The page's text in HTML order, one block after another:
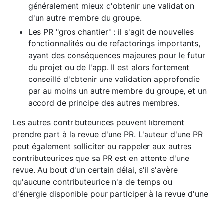
généralement mieux d'obtenir une validation
d'un autre membre du groupe.
Les PR "gros chantier" : il s'agit de nouvelles
fonctionnalités ou de refactorings importants,
ayant des conséquences majeures pour le futur
du projet ou de l'app. Il est alors fortement
conseillé d'obtenir une validation approfondie
par au moins un autre membre du groupe, et un
accord de principe des autres membres.
Les autres contributeurices peuvent librement
prendre part à la revue d'une PR. L'auteur d'une PR
peut également solliciter ou rappeler aux autres
contributeurices que sa PR est en attente d'une
revue. Au bout d'un certain délai, s'il s'avère
qu'aucune contributeurice n'a de temps ou
d'énergie disponible pour participer à la revue d'une